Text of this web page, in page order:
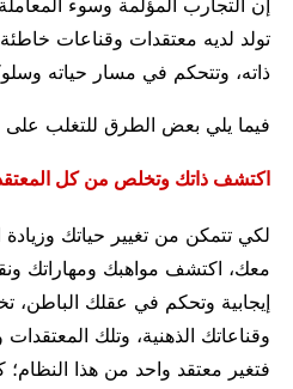
إن التجارب المؤلمة وسوء
تولد لديه معتقدات وقناعات
ذاته، وتتحكم في مسار حياته
فيما يلي بعض الطرق للتغلب على
اكتشف ذاتك وتخلص من كل
لكي تتمكن من تغيير حياتك
معك، اكتشف مواهبك ومهاراتك
إيجابية وتحكم في عقلك الباطن،
وقناعاتك الذهنية، وتلك
فتغير معتقد واحد من هذا